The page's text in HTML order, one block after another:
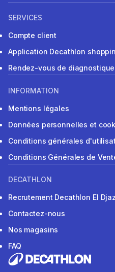
SERVICES
Compte client
Application Decathlon
Rendez-vous de
INFORMATION
Mentions légales
Données personnelles et
Conditions générales
Conditions Générales de
DECATHLON
Recrutement Decathlon El
Contactez-nous
Nos magasins
FAQ